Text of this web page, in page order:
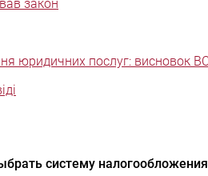
закон
юридичних послуг: висновок
систему